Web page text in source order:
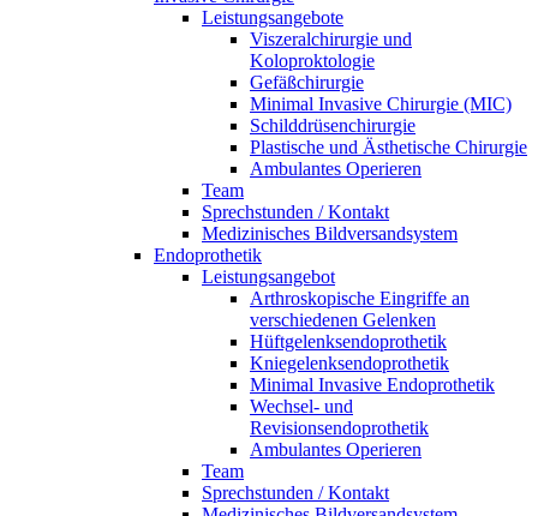
Leistungsangebote
Viszeralchirurgie und
Koloproktologie
Gefäßchirurgie
Minimal Invasive Chirurgie (MIC)
Schilddrüsenchirurgie
Plastische und Ästhetische Chirurgie
Ambulantes Operieren
Team
Sprechstunden / Kontakt
Medizinisches Bildversandsystem
Endoprothetik
Leistungsangebot
Arthroskopische Eingriffe an
verschiedenen Gelenken
Hüftgelenksendoprothetik
Kniegelenksendoprothetik
Minimal Invasive Endoprothetik
Wechsel- und
Revisionsendoprothetik
Ambulantes Operieren
Team
Sprechstunden / Kontakt